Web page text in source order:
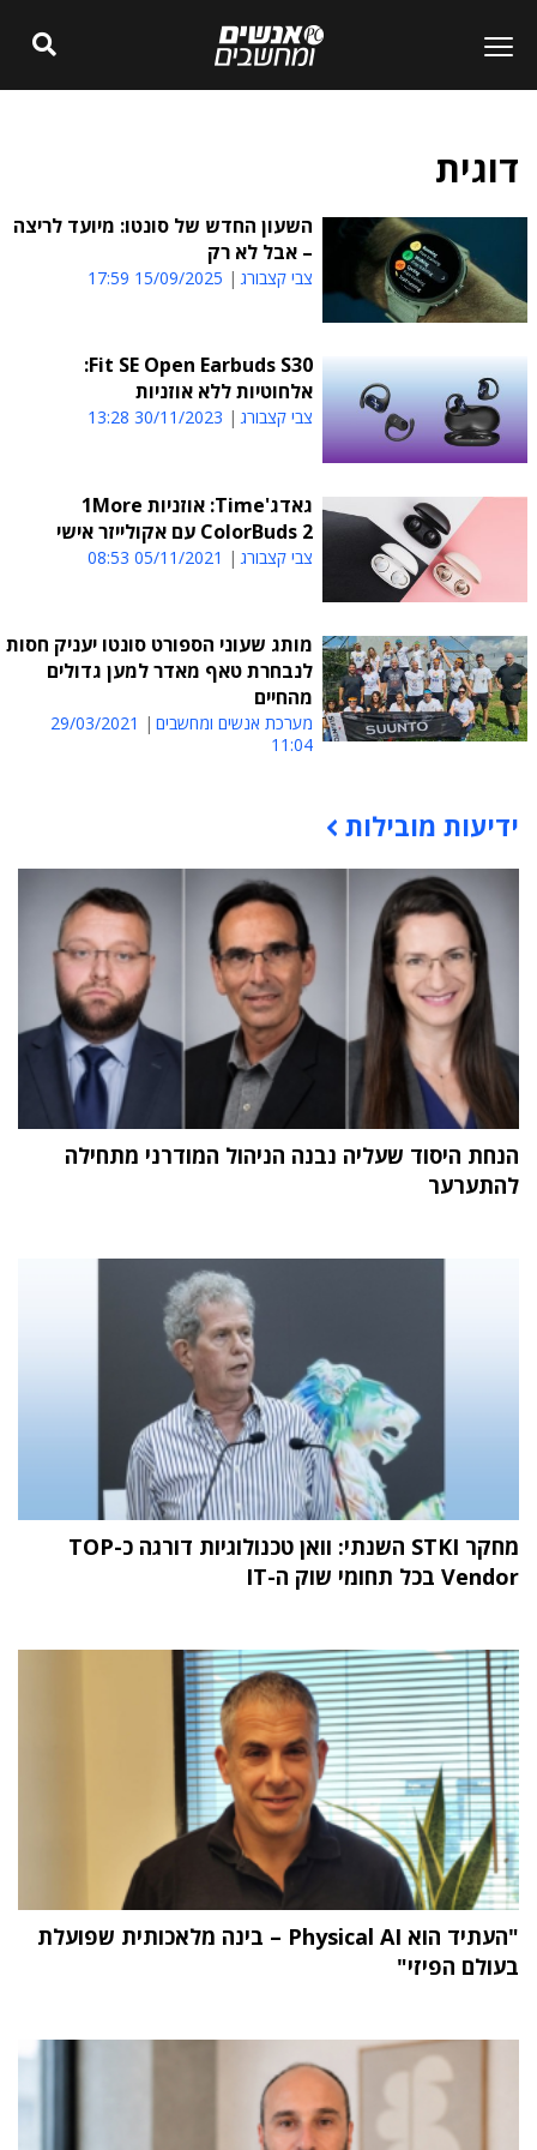
דוגית
השעון החדש של סונטו: מיועד לריצה
– אבל לא רק
צבי קצבורג 15/09/2025 17:59
Fit SE Open Earbuds S30:
אלחוטיות ללא אוזניות
צבי קצבורג 30/11/2023 13:28
גאדג'Time: אוזניות 1More
ColorBuds 2 עם אקולייזר אישי
צבי קצבורג 05/11/2021 08:53
מותג שעוני הספורט סונטו יעניק חסות
לנבחרת טאף מאדר למען גדולים
מהחיים
מערכת אנשים ומחשבים
29/03/2021
11:04
תוכן פרסומי
ידיעות מובילות
הנחת היסוד שעליה נבנה הניהול המודרני מתחילה
להתערער
מחקר STKI השנתי: וואן טכנולוגיות דורגה כ-TOP
Vendor בכל תחומי שוק ה-IT
"העתיד הוא Physical AI – בינה מלאכותית שפועלת
בעולם הפיזי"